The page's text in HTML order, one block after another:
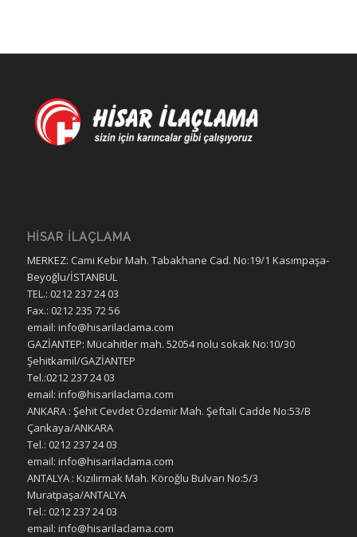
HİSAR İLAÇLAMA
MERKEZ: Cami Kebir Mah. Tabakhane Cad. No:19/1 Kasımpaşa-
Beyoğlu/İSTANBUL
TEL.: 0212 237 24 03
Fax.: 0212 235 72 56
email: info@hisarilaclama.com
GAZİANTEP: Mücahitler mah. 52054 nolu sokak No:10/30
Şehitkamil/GAZİANTEP
Tel.:0212 237 24 03
email: info@hisarilaclama.com
ANKARA : Şehit Cevdet Özdemir Mah. Şeftali Cadde No:53/B
Çankaya/ANKARA
Tel.: 0212 237 24 03
email: info@hisarilaclama.com
ANTALYA : Kızılırmak Mah. Köroğlu Bulvarı No:5/3
Muratpaşa/ANTALYA
Tel.: 0212 237 24 03
email: info@hisarilaclama.com